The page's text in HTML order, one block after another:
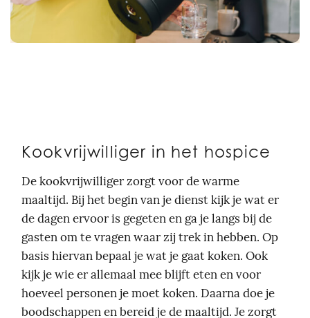
Kookvrijwilliger in het hospice
De kookvrijwilliger zorgt voor de warme
maaltijd. Bij het begin van je dienst kijk je wat er
de dagen ervoor is gegeten en ga je langs bij de
gasten om te vragen waar zij trek in hebben. Op
basis hiervan bepaal je wat je gaat koken. Ook
kijk je wie er allemaal mee blijft eten en voor
hoeveel personen je moet koken. Daarna doe je
boodschappen en bereid je de maaltijd. Je zorgt